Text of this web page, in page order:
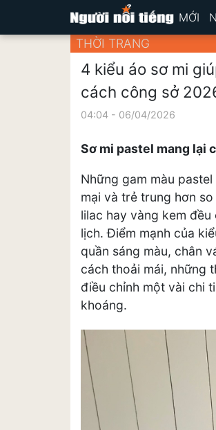
MỚI
THỜI TRANG
4 kiểu áo sơ mi
cách công sở
04:04 - 06/04/2026
Sơ mi pastel mang lại
Những gam màu
mại và trẻ trung hơn
lilac hay vàng kem
lịch. Điểm mạnh của
quần sáng màu, chân
cách thoải mái, những
điều chỉnh một vài chi
khoáng.